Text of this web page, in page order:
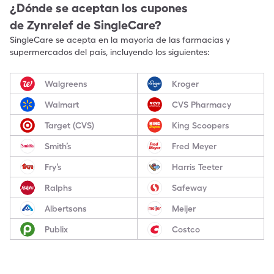
¿Dónde se aceptan los cupones
de Zynrelef de SingleCare?
SingleCare se acepta en la mayoría de las farmacias y
supermercados del país, incluyendo los siguientes:
Walgreens Kroger
Walmart CVS Pharmacy
Target (CVS) King Scoopers
Smith’s Fred Meyer
Fry’s Harris Teeter
Ralphs Safeway
Albertsons Meijer
Publix Costco